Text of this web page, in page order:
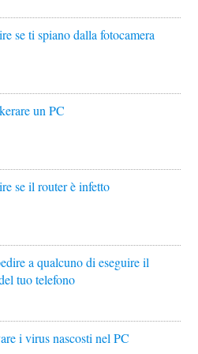
se ti spiano dalla fotocamera
un PC
se il router è infetto
a qualcuno di eseguire il
tuo telefono
i virus nascosti nel PC